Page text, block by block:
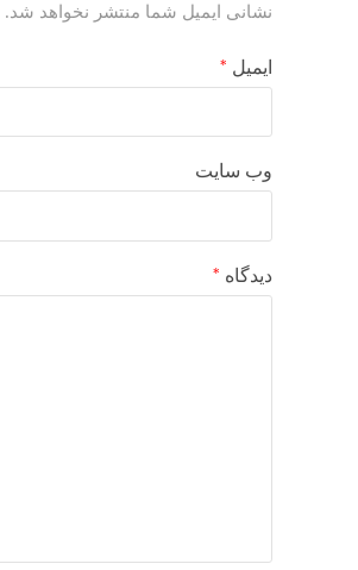
نشانی ایمیل شما منتشر نخواهد شد.
ایمیل *
وب‌ سایت
دیدگاه *